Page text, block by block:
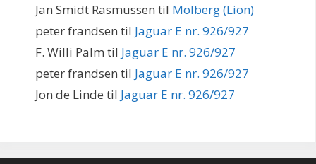
Jan Smidt Rasmussen til Molberg (Lion)
peter frandsen til Jaguar E nr. 926/927
F. Willi Palm til Jaguar E nr. 926/927
peter frandsen til Jaguar E nr. 926/927
Jon de Linde til Jaguar E nr. 926/927